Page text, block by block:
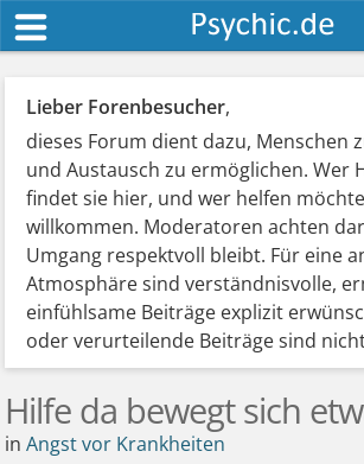
Lieber Forenbesucher,
dieses Forum dient dazu, Menschen
und Austausch zu ermöglichen. Wer
findet sie hier, und wer helfen
willkommen. Moderatoren achten
Umgang respektvoll bleibt. Für eine
Atmosphäre sind verständnisvolle,
einfühlsame Beiträge explizit
oder verurteilende Beiträge sind
Hilfe da bewegt sich
inAngst vor Krankheiten